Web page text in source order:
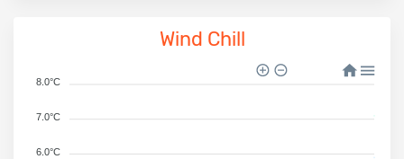
Wind Chill
8.0°C
7.0°C
6.0°C